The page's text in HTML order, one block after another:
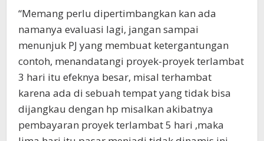
“Memang perlu dipertimbangkan kan ada
namanya evaluasi lagi, jangan sampai
menunjuk PJ yang membuat ketergantungan
contoh, menandatangi proyek-proyek terlambat
3 hari itu efeknya besar, misal terhambat
karena ada di sebuah tempat yang tidak bisa
dijangkau dengan hp misalkan akibatnya
pembayaran proyek terlambat 5 hari ,maka